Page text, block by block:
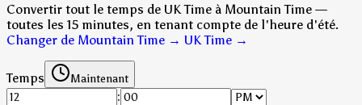
Convertir tout le temps de UK Time à Mountain Time —
toutes les 15 minutes, en tenant compte de l'heure d'été.
Changer de Mountain Time → UK Time →
Temps Maintenant
: